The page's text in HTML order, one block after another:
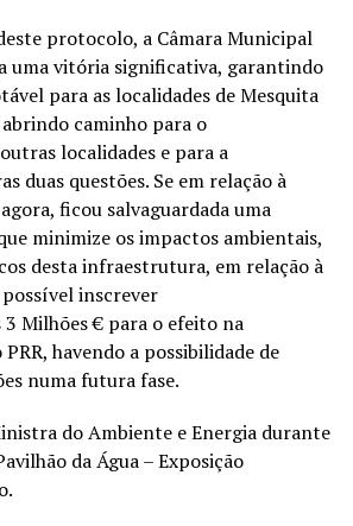
protocolo, a Câmara Municipal
uma vitória significativa, garantindo
para as localidades de Mesquita
caminho para o
localidades e para a
duas questões. Se em relação à
ficou salvaguardada uma
minimize os impactos ambientais,
desta infraestrutura, em relação à
inscrever
Milhões € para o efeito na
havendo a possibilidade de
numa futura fase.
do Ambiente e Energia durante
da Água – Exposição